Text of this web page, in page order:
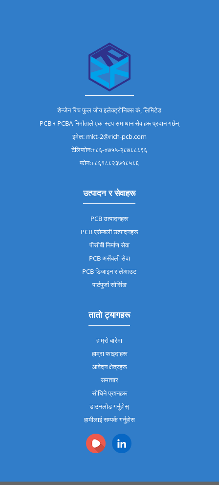
शेन्जेन रिच फुल जोय इलेक्ट्रोनिक्स कं, लिमिटेड
PCB र PCBA निर्माताले एक-स्टप समाधान सेवाहरू प्रदान गर्छन्
इमेल: mkt-2@rich-pcb.com
टेलिफोन:+८६-०७५५-२८७८८८९६
फोन:+८६१८८२३७१८५८६
उत्पादन र सेवाहरू
PCB उत्पादनहरू
PCB एसेम्बली उत्पादनहरू
पीसीबी निर्माण सेवा
PCB असेंबली सेवा
PCB डिजाइन र लेआउट
पार्टपुर्जा सोर्सिङ
तातो ट्यागहरू
हाम्रो बारेमा
हाम्रा फाइदाहरू
आवेदन क्षेत्रहरू
समाचार
सोधिने प्रश्नहरू
डाउनलोड गर्नुहोस्
हामीलाई सम्पर्क गर्नुहोस